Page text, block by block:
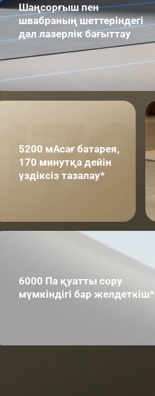
Шаңсорғыш пен
швабраның шеттеріндегі
дәл лазерлік бағыттау
5200 мАсағ батарея,
170 минутқа дейін
үздіксіз тазалау*
6000 Па қуатты сору
мүмкіндігі бар желдеткіш*